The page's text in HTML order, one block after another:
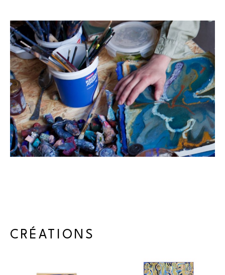
participated in several artist residencies in Italy and Germany.
Niina Villanueva (née en 1984) est une artiste visuelle
finlandaise vivant et travaillant en Finlande. Titulaire d’une
maîtrise en peinture de la University of the Arts Helsinki, sa
pratique se déploie à travers la peinture et la sculpture,
explorant les notions d’espace intuitif, de rythme et de
structure ordonnée et géométrique, Villanueva développe des
animales. Ses peintures ouvrent des espaces où les récits
CRÉATIONS